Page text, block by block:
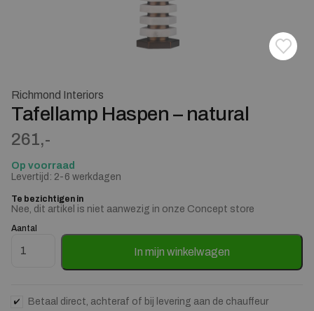
Richmond Interiors
Tafellamp Haspen – natural
261,-
Op voorraad
Levertijd: 2-6 werkdagen
Te bezichtigen in
Nee, dit artikel is niet aanwezig in onze Concept store
Aantal
Tafellamp Haspen - natural aantal
In mijn winkelwagen
Betaal direct, achteraf of bij levering aan de chauffeur